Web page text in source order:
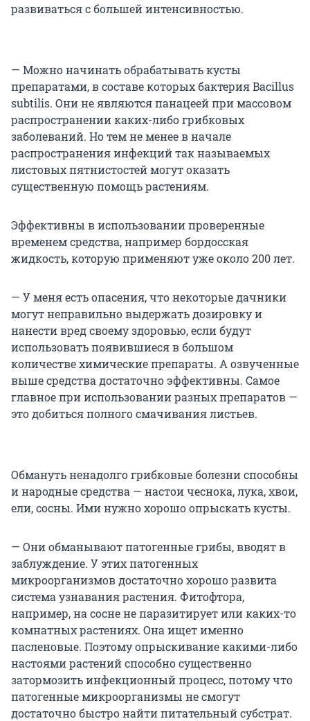
развиваться с большей интенсивностью.
— Можно начинать обрабатывать кусты
препаратами, в составе которых бактерия Bacillus
subtilis. Они не являются панацеей при массовом
распространении каких-либо грибковых
заболеваний. Но тем не менее в начале
распространения инфекций так называемых
листовых пятнистостей могут оказать
существенную помощь растениям.
Эффективны в использовании проверенные
временем средства, например бордосская
жидкость, которую применяют уже около 200 лет.
— У меня есть опасения, что некоторые дачники
могут неправильно выдержать дозировку и
нанести вред своему здоровью, если будут
использовать появившиеся в большом
количестве химические препараты. А озвученные
выше средства достаточно эффективны. Самое
главное при использовании разных препаратов —
это добиться полного смачивания листьев.
Обмануть ненадолго грибковые болезни способны
и народные средства — настои чеснока, лука, хвои,
ели, сосны. Ими нужно хорошо опрыскать кусты.
— Они обманывают патогенные грибы, вводят в
заблуждение. У этих патогенных
микроорганизмов достаточно хорошо развита
система узнавания растения. Фитофтора,
например, на сосне не паразитирует или каких-то
комнатных растениях. Она ищет именно
пасленовые. Поэтому опрыскивание какими-либо
настоями растений способно существенно
затормозить инфекционный процесс, потому что
патогенные микроорганизмы не смогут
достаточно быстро найти питательный субстрат.